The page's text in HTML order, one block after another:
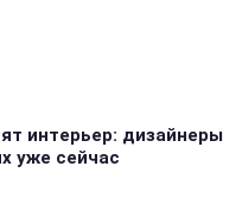
интерьер: дизайнеры
уже сейчас